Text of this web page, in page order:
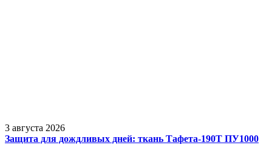
3 августа 2026
Защита для дождливых дней: ткань Тафета-190Т ПУ1000